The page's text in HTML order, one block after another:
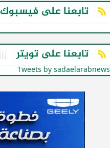
تابعنا على فيسبوك
تابعنا على تويتر
Tweets by sadaelarabnews